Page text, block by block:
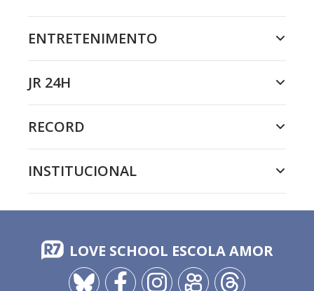
ENTRETENIMENTO
JR 24H
RECORD
INSTITUCIONAL
LOVE SCHOOL ESCOLA AMOR